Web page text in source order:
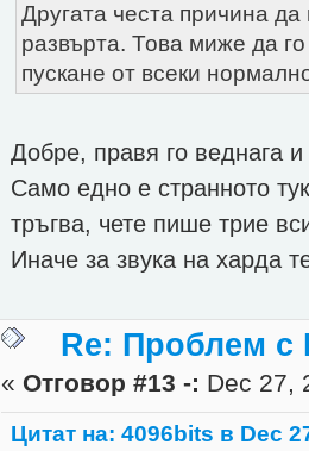
Другата честа причина
развърта. Това миже да
пускане от всеки
Добре, правя го веднага
Само едно е странното
тръгва, чете пише трие
Иначе за звука на харда
Re: Проблем с
« Отговор #13 -: Dec 27,
Цитат на: 4096bits в Dec